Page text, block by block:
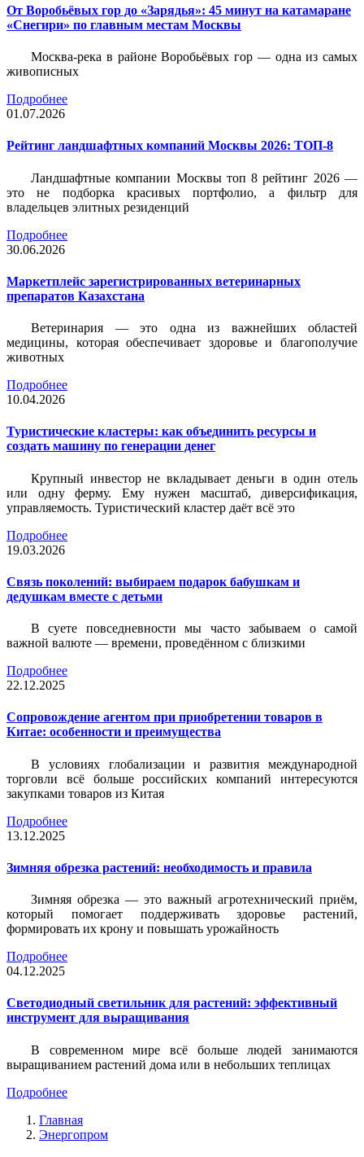
От Воробьёвых гор до «Зарядья»: 45 минут на катамаране
«Снегири» по главным местам Москвы
Москва-река в районе Воробьёвых гор — одна из самых
живописных
Подробнее
01.07.2026
Рейтинг ландшафтных компаний Москвы 2026: ТОП-8
Ландшафтные компании Москвы топ 8 рейтинг 2026 —
это не подборка красивых портфолио, а фильтр для
владельцев элитных резиденций
Подробнее
30.06.2026
Маркетплейс зарегистрированных ветеринарных
препаратов Казахстана
Ветеринария — это одна из важнейших областей
медицины, которая обеспечивает здоровье и благополучие
животных
Подробнее
10.04.2026
Туристические кластеры: как объединить ресурсы и
создать машину по генерации денег
Крупный инвестор не вкладывает деньги в один отель
или одну ферму. Ему нужен масштаб, диверсификация,
управляемость. Туристический кластер даёт всё это
Подробнее
19.03.2026
Связь поколений: выбираем подарок бабушкам и
дедушкам вместе с детьми
В суете повседневности мы часто забываем о самой
важной валюте — времени, проведённом с близкими
Подробнее
22.12.2025
Сопровождение агентом при приобретении товаров в
Китае: особенности и преимущества
В условиях глобализации и развития международной
торговли всё больше российских компаний интересуются
закупками товаров из Китая
Подробнее
13.12.2025
Зимняя обрезка растений: необходимость и правила
Зимняя обрезка — это важный агротехнический приём,
который помогает поддерживать здоровье растений,
формировать их крону и повышать урожайность
Подробнее
04.12.2025
Светодиодный светильник для растений: эффективный
инструмент для выращивания
В современном мире всё больше людей занимаются
выращиванием растений дома или в небольших теплицах
Подробнее
Главная
Энергопром